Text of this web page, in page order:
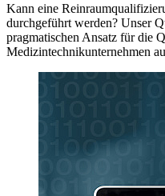
Kann eine
durchgeführt werden? Unser
pragmatischen Ansatz für die
Medizintechnikunternehmen